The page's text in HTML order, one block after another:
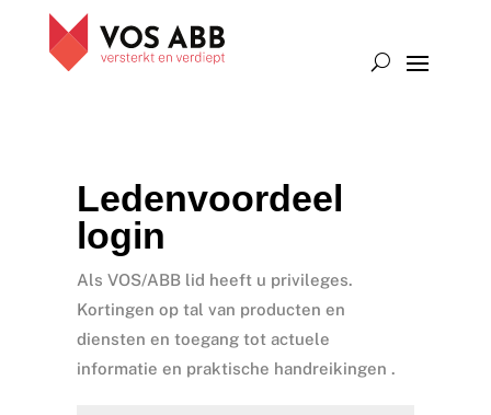
Ledenvoordeel
login
Als VOS/ABB lid heeft u privileges.
Kortingen op tal van producten en
diensten en toegang tot actuele
informatie en praktische handreikingen .